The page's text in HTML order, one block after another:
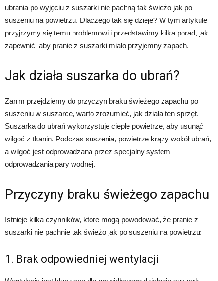
ubrania po wyjęciu z suszarki nie pachną tak świeżo jak po
suszeniu na powietrzu. Dlaczego tak się dzieje? W tym artykule
przyjrzymy się temu problemowi i przedstawimy kilka porad, jak
zapewnić, aby pranie z suszarki miało przyjemny zapach.
Jak działa suszarka do ubrań?
Zanim przejdziemy do przyczyn braku świeżego zapachu po
suszeniu w suszarce, warto zrozumieć, jak działa ten sprzęt.
Suszarka do ubrań wykorzystuje ciepłe powietrze, aby usunąć
wilgoć z tkanin. Podczas suszenia, powietrze krąży wokół ubrań,
a wilgoć jest odprowadzana przez specjalny system
odprowadzania pary wodnej.
Przyczyny braku świeżego zapachu
Istnieje kilka czynników, które mogą powodować, że pranie z
suszarki nie pachnie tak świeżo jak po suszeniu na powietrzu:
1. Brak odpowiedniej wentylacji